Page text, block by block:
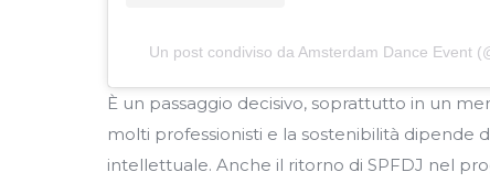
Un post condiviso da Amsterdam Dance Event
È un passaggio decisivo, soprattutto in un
molti professionisti e la sostenibilità dipende
intellettuale. Anche il ritorno di SPFDJ nel